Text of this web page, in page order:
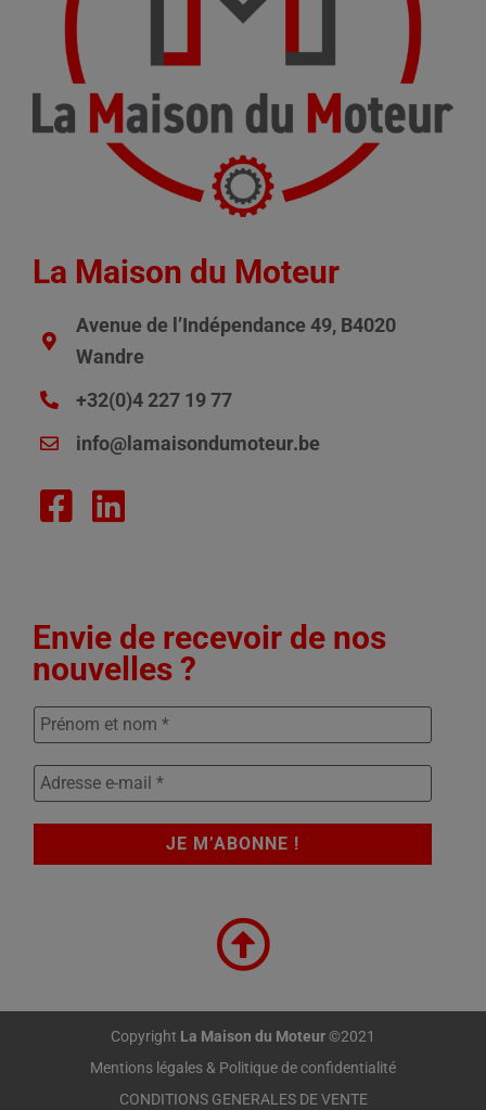
La Maison du Moteur
Avenue de l’Indépendance 49, B4020
Wandre
+32(0)4 227 19 77
info@lamaisondumoteur.be
Envie de recevoir de nos
nouvelles ?
Copyright La Maison du Moteur©2021
Mentions légales & Politique de confidentialité
CONDITIONS GENERALES DE VENTE